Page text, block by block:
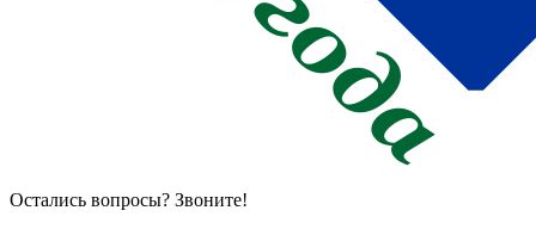
Остались вопросы? Звоните!